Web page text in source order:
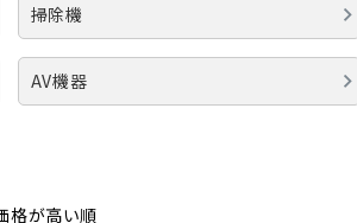
掃除機
AV機器
格が高い順